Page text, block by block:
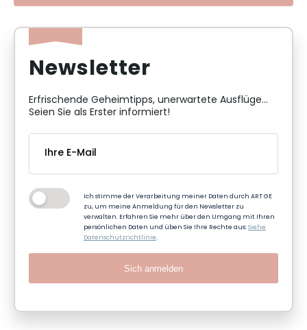
Newsletter
Erfrischende Geheimtipps, unerwartete Ausflüge...
Seien Sie als Erster informiert!
Ich stimme der Verarbeitung meiner Daten durch ART GE
zu, um meine Anmeldung für den Newsletter zu
verwalten. Erfahren Sie mehr über den Umgang mit Ihren
persönlichen Daten und üben Sie Ihre Rechte aus:Siehe
Datenschutzrichtlinie.
Sich anmelden